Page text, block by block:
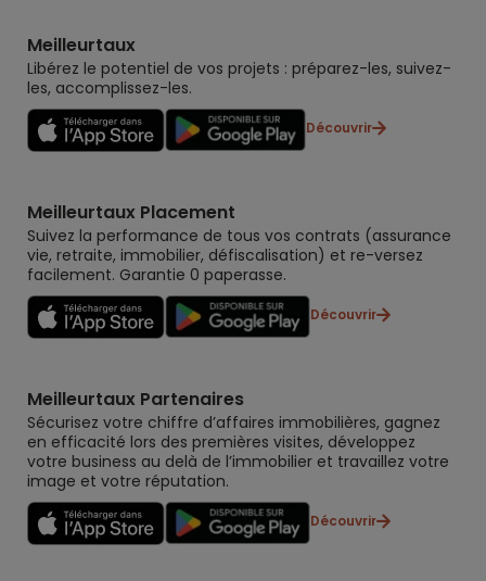
Meilleurtaux
Libérez le potentiel de vos projets : préparez-les, suivez-
les, accomplissez-les.
Découvrir
Meilleurtaux Placement
Suivez la performance de tous vos contrats (assurance
vie, retraite, immobilier, défiscalisation) et re-versez
facilement. Garantie 0 paperasse.
Découvrir
Meilleurtaux Partenaires
Sécurisez votre chiffre d’affaires immobilières, gagnez
en efficacité lors des premières visites, développez
votre business au delà de l’immobilier et travaillez votre
image et votre réputation.
Découvrir